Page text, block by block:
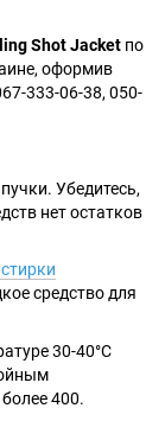
Shot Jacket по
оформив
333-06-38, 050-
Убедитесь,
нет остатков
средство для
30-40°C
400.